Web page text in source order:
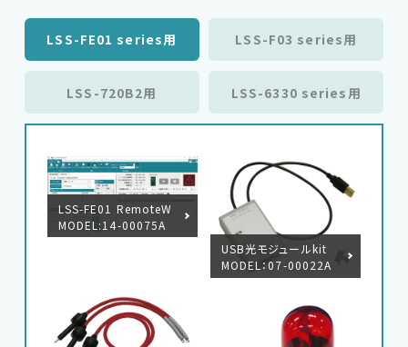
サポートデスク
HOME
ニュース 会社概要
English 中文
LSS-FE01 series用
LSS-FE01 RemoteW
MODEL:14-00075A
USB光モジュールkit
MODEL：07-00022A
LSS-F03 series用
LSS-720B2用 LSS-6330 series用